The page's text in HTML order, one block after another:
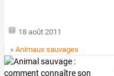
18 août 2011
»Animaux sauvages